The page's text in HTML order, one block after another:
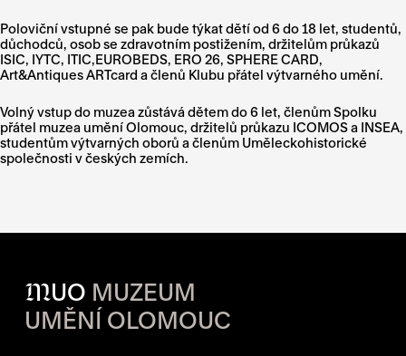
Poloviční vstupné se pak bude týkat dětí od 6 do 18 let, studentů,
důchodců, osob se zdravotním postižením, držitelům průkazů
ISIC, IYTC, ITIC,EUROBEDS, ERO 26, SPHERE CARD,
Art&Antiques ARTcard a členů Klubu přátel výtvarného umění.
Volný vstup do muzea zůstává dětem do 6 let, členům Spolku
přátel muzea umění Olomouc, držitelů průkazu ICOMOS a INSEA,
studentům výtvarných oborů a členům Uměleckohistorické
společnosti v českých zemích.
MUO MUZEUM
UMĚNÍ OLOMOUC